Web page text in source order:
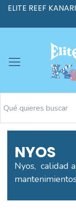
ELITE REEF
NYOS
Nyos, calidad